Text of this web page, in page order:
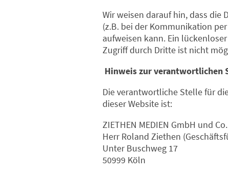
Wir weisen darauf hin, dass
(z.B. bei der Kommunikation
aufweisen kann. Ein
Zugriff durch Dritte ist nicht
Hinweis zur verantwortlichen
Die verantwortliche Stelle für
dieser Website ist:
ZIETHEN MEDIEN GmbH und
Herr Roland Ziethen
Unter Buschweg 17
50999 Köln